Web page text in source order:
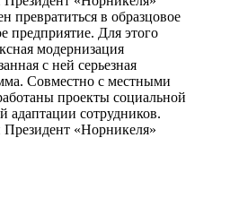
превратиться в образцовое
предприятие. Для этого
модернизация
с ней серьезная
Совместно с местными
проекты социальной
адаптации сотрудников.
Президент «Норникеля»